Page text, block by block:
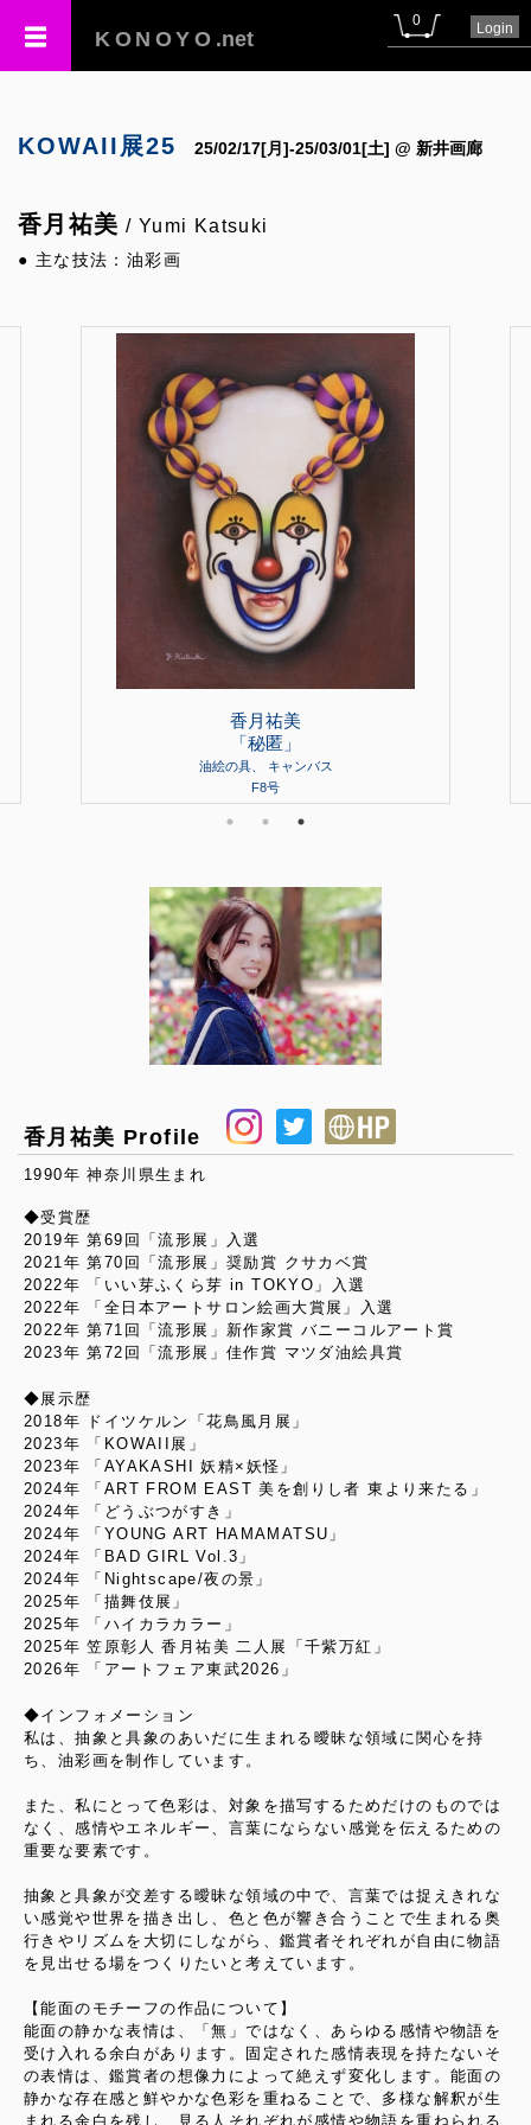
KONOYO .net
0 Login
KOWAII展25 25/02/17[月]-25/03/01[土] @ 新井画廊
香月祐美 / Yumi Katsuki
● 主な技法：油彩画
香月祐美
「秘匿」
油絵の具、 キャンバス
F8号
香月祐美 Profile
1990年 神奈川県生まれ
◆受賞歴
2019年 第69回「流形展」入選
2021年 第70回「流形展」奨励賞 クサカベ賞
2022年 「いい芽ふくら芽 in TOKYO」入選
2022年 「全日本アートサロン絵画大賞展」入選
2022年 第71回「流形展」新作家賞 バニーコルアート賞
2023年 第72回「流形展」佳作賞 マツダ油絵具賞
◆展示歴
2018年 ドイツケルン「花鳥風月展」
2023年 「KOWAII展」
2023年 「AYAKASHI 妖精×妖怪」
2024年 「ART FROM EAST 美を創りし者 東より来たる」
2024年 「どうぶつがすき」
2024年 「YOUNG ART HAMAMATSU」
2024年 「BAD GIRL Vol.3」
2024年 「Nightscape/夜の景」
2025年 「描舞伎展」
2025年 「ハイカラカラー」
2025年 笠原彰人 香月祐美 二人展「千紫万紅」
2026年 「アートフェア東武2026」
◆インフォメーション
私は、抽象と具象のあいだに生まれる曖昧な領域に関心を持
ち、油彩画を制作しています。
また、私にとって色彩は、対象を描写するためだけのものでは
なく、感情やエネルギー、言葉にならない感覚を伝えるための
重要な要素です。
抽象と具象が交差する曖昧な領域の中で、言葉では捉えきれな
い感覚や世界を描き出し、色と色が響き合うことで生まれる奥
行きやリズムを大切にしながら、鑑賞者それぞれが自由に物語
を見出せる場をつくりたいと考えています。
【能面のモチーフの作品について】
能面の静かな表情は、「無」ではなく、あらゆる感情や物語を
受け入れる余白があります。固定された感情表現を持たないそ
の表情は、鑑賞者の想像力によって絶えず変化します。能面の
静かな存在感と鮮やかな色彩を重ねることで、多様な解釈が生
まれる余白を残し、見る人それぞれが感情や物語を重ねられる